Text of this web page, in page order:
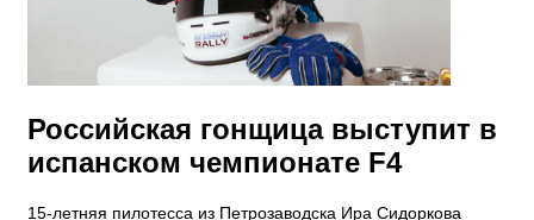
Российская гонщица выступит в
испанском чемпионате F4
15-летняя пилотесса из Петрозаводска Ира Сидоркова